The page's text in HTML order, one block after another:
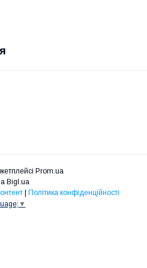
Prom.ua
Bigl.ua
| Політика конфіденційності
▼